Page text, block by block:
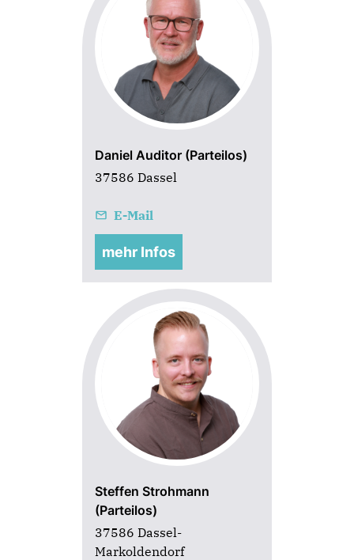
Daniel Auditor (Parteilos)
37586 Dassel
E-Mail
mehr Infos
Steffen Strohmann
(Parteilos)
37586 Dassel-
Markoldendorf